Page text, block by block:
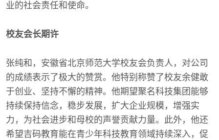
业的社会责任和使命。
校友会长期许
张纯和，安徽省北京师范大学校友会负责人，对公司
的成绩表示了极大的赞赏。他特别称赞了校友余健敢
于创业、坚持不懈的精神。他期望聚名科技集团能够
持续保持信念，稳步发展，扩大企业规模，增强实
力，为社会进步和母校的声誉贡献力量。此外，他还
希望吉码教育能在青少年科技教育领域持续深入，促